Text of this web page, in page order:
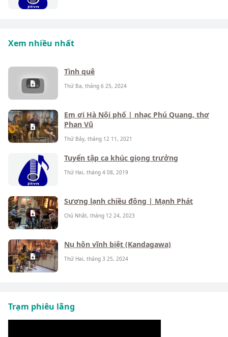
Xem nhiều nhất
Tình quê
Thứ Ba, tháng 6 25, 2024
Em ơi Hà Nội phố | nhạc Phú Quang, thơ
Phan Vũ
Thứ Bảy, tháng 12 11, 2021
Tuyển tập ca khúc giọng trưởng
Thứ Hai, tháng 4 08, 2019
Sương lạnh chiều đông | Mạnh Phát
Chủ Nhật, tháng 12 24, 2023
Nụ hôn vĩnh biệt (Kandagawa)
Thứ Hai, tháng 3 25, 2024
Trạm phiêu lãng